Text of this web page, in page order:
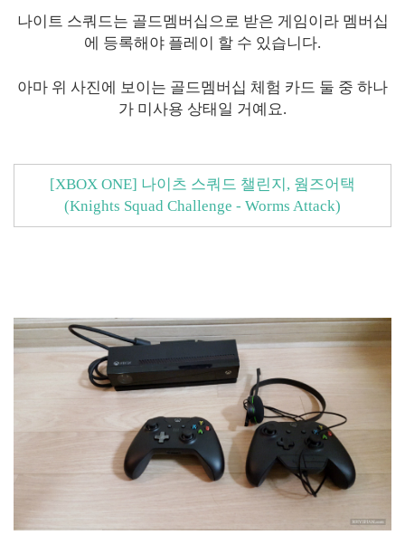
나이트 스쿼드는 골드멤버십으로 받은 게임이라 멤버십
에 등록해야 플레이 할 수 있습니다.
아마 위 사진에 보이는 골드멤버십 체험 카드 둘 중 하나
가 미사용 상태일 거예요.
[XBOX ONE] 나이츠 스쿼드 챌린지, 웜즈어택
(Knights Squad Challenge - Worms Attack)